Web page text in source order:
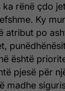
ka rënë çdo
Ky
atribut po
është
pjesë për
madhe